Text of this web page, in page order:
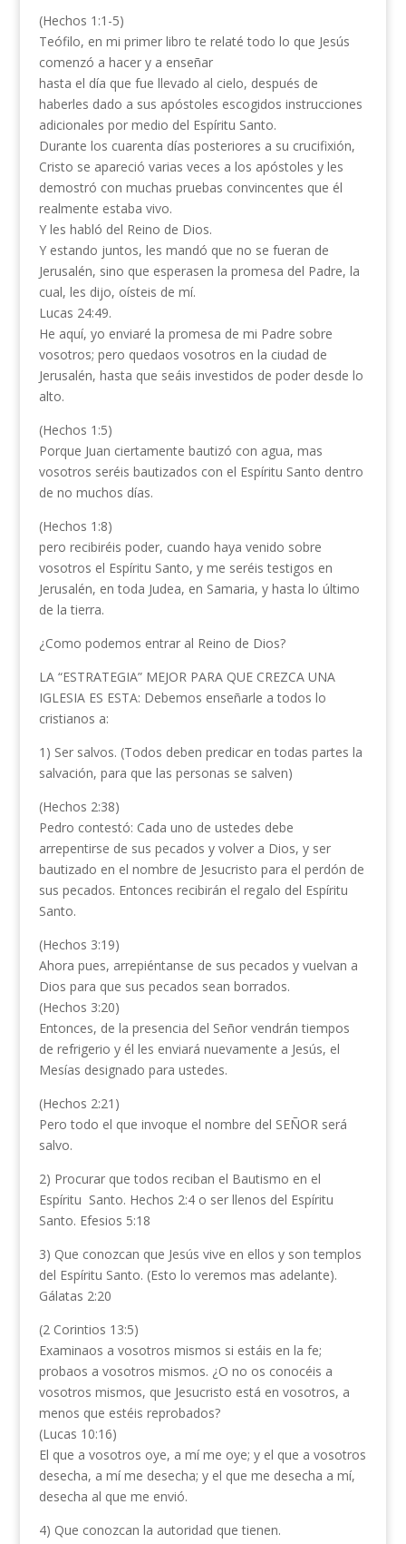
(Hechos 1:1-5)
Teófilo, en mi primer libro te relaté todo lo que Jesús
comenzó a hacer y a enseñar
hasta el día que fue llevado al cielo, después de
haberles dado a sus apóstoles escogidos instrucciones
adicionales por medio del Espíritu Santo.
Durante los cuarenta días posteriores a su crucifixión,
Cristo se apareció varias veces a los apóstoles y les
demostró con muchas pruebas convincentes que él
realmente estaba vivo.
Y les habló del Reino de Dios.
Y estando juntos, les mandó que no se fueran de
Jerusalén, sino que esperasen la promesa del Padre, la
cual, les dijo, oísteis de mí.
Lucas 24:49.
He aquí, yo enviaré la promesa de mi Padre sobre
vosotros; pero quedaos vosotros en la ciudad de
Jerusalén, hasta que seáis investidos de poder desde lo
alto.
(Hechos 1:5)
Porque Juan ciertamente bautizó con agua, mas
vosotros seréis bautizados con el Espíritu Santo dentro
de no muchos días.
(Hechos 1:8)
pero recibiréis poder, cuando haya venido sobre
vosotros el Espíritu Santo, y me seréis testigos en
Jerusalén, en toda Judea, en Samaria, y hasta lo último
de la tierra.
¿Como podemos entrar al Reino de Dios?
LA “ESTRATEGIA” MEJOR PARA QUE CREZCA UNA
IGLESIA ES ESTA: Debemos enseñarle a todos lo
cristianos a:
1) Ser salvos. (Todos deben predicar en todas partes la
salvación, para que las personas se salven)
(Hechos 2:38)
Pedro contestó: Cada uno de ustedes debe
arrepentirse de sus pecados y volver a Dios, y ser
bautizado en el nombre de Jesucristo para el perdón de
sus pecados. Entonces recibirán el regalo del Espíritu
Santo.
(Hechos 3:19)
Ahora pues, arrepiéntanse de sus pecados y vuelvan a
Dios para que sus pecados sean borrados.
(Hechos 3:20)
Entonces, de la presencia del Señor vendrán tiempos
de refrigerio y él les enviará nuevamente a Jesús, el
Mesías designado para ustedes.
(Hechos 2:21)
Pero todo el que invoque el nombre del SEÑOR será
salvo.
2) Procurar que todos reciban el Bautismo en el
Espíritu Santo. Hechos 2:4 o ser llenos del Espíritu
Santo. Efesios 5:18
3) Que conozcan que Jesús vive en ellos y son templos
del Espíritu Santo. (Esto lo veremos mas adelante).
Gálatas 2:20
(2 Corintios 13:5)
Examinaos a vosotros mismos si estáis en la fe;
probaos a vosotros mismos. ¿O no os conocéis a
vosotros mismos, que Jesucristo está en vosotros, a
menos que estéis reprobados?
(Lucas 10:16)
El que a vosotros oye, a mí me oye; y el que a vosotros
desecha, a mí me desecha; y el que me desecha a mí,
desecha al que me envió.
4) Que conozcan la autoridad que tienen.